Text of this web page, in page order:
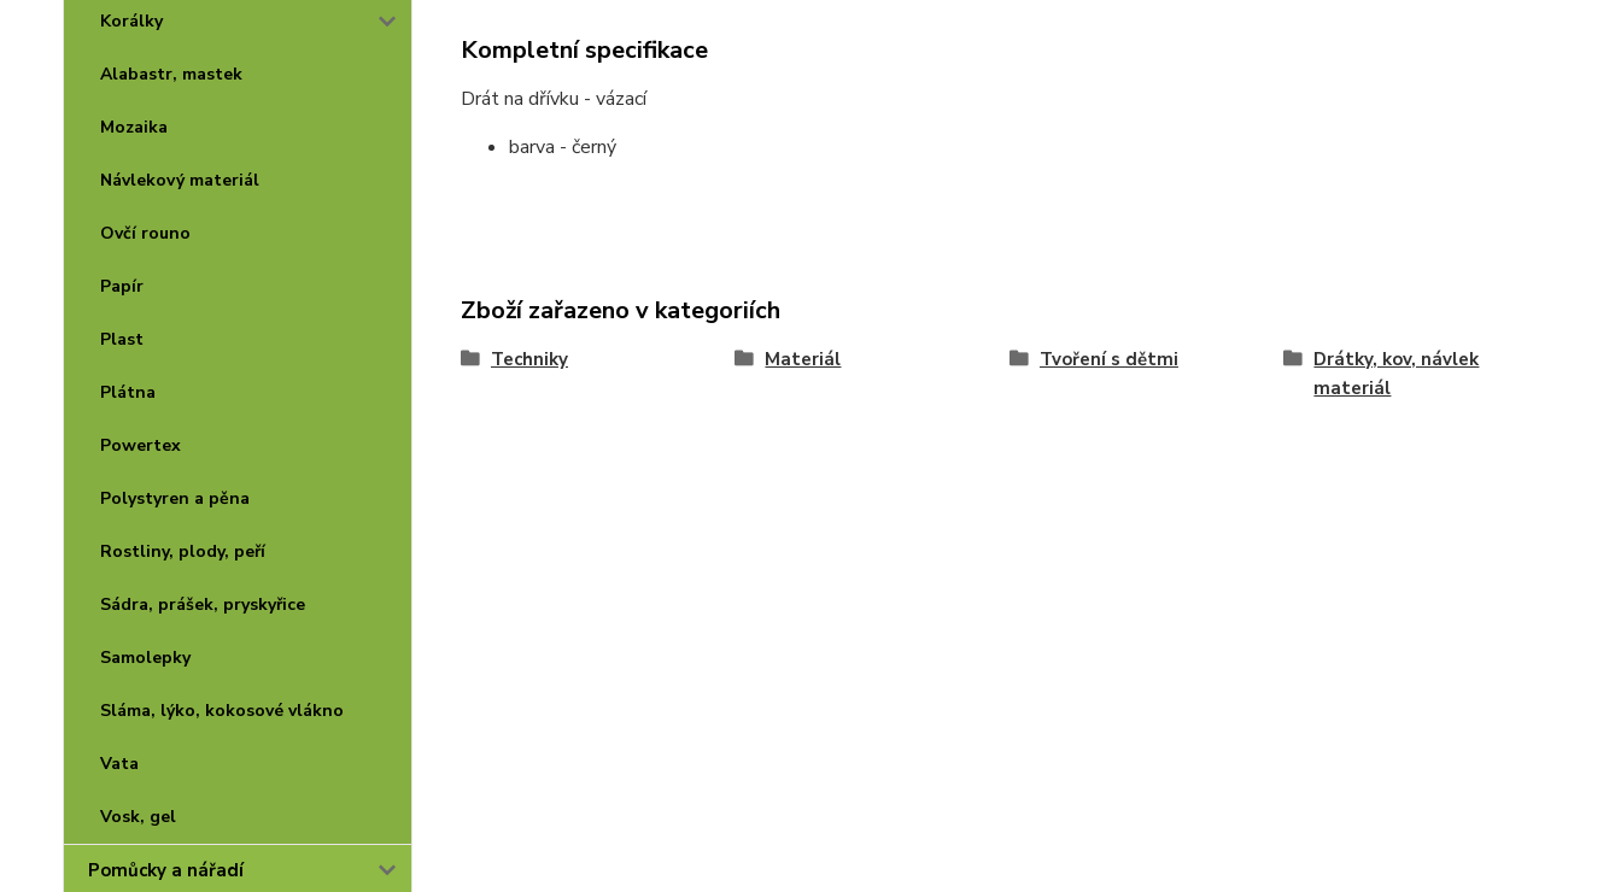
Korálky
Alabastr, mastek
Mozaika
Návlekový materiál
Ovčí rouno
Papír
Plast
Plátna
Powertex
Polystyren a pěna
Rostliny, plody, peří
Sádra, prášek, pryskyřice
Samolepky
Sláma, lýko, kokosové vlákno
Vata
Vosk, gel
Pomůcky a nářadí
Kompletní specifikace
Drát na dřívku - vázací
barva - černý
Zboží zařazeno v kategoriích
Techniky Materiál Tvoření s dětmi
Drátky, kov, návlek
materiál